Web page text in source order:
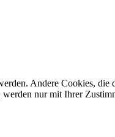
Andere Cookies,
nur mit Ihrer